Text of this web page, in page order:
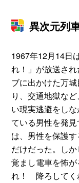
異次元列
1967年12月14日
れ！」が放送さ
ブに出かけた万
り、交通地獄な
い現実逃避をし
ている男性を発
は、男性を保護
だけだった。し
覚まし電車を怖
れ！ 降ろしてく